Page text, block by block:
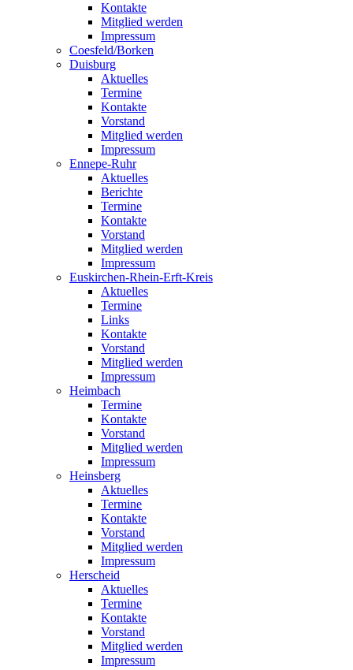
Kontakte
Mitglied werden
Impressum
Coesfeld/Borken
Duisburg
Aktuelles
Termine
Kontakte
Vorstand
Mitglied werden
Impressum
Ennepe-Ruhr
Aktuelles
Berichte
Termine
Kontakte
Vorstand
Mitglied werden
Impressum
Euskirchen-Rhein-Erft-Kreis
Aktuelles
Termine
Links
Kontakte
Vorstand
Mitglied werden
Impressum
Heimbach
Termine
Kontakte
Vorstand
Mitglied werden
Impressum
Heinsberg
Aktuelles
Termine
Kontakte
Vorstand
Mitglied werden
Impressum
Herscheid
Aktuelles
Termine
Kontakte
Vorstand
Mitglied werden
Impressum